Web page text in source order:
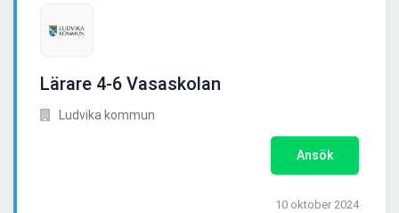
Lärare 4-6 Vasaskolan
Ludvika kommun
Ansök
10 oktober 2024